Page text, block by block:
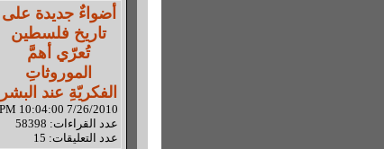
أضواءٌ جديدة على
تاريخ فلسطين
تُعرّي أهمَّ
الموروثاتِ
الفكريّةِ عند البشر
7/26/2010 10:04:00 PM
عدد القراءات: 58398
عدد التعليقات: 15